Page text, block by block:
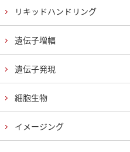
リキッドハンドリング
遺伝子増幅
遺伝子発現
細胞生物
イメージング